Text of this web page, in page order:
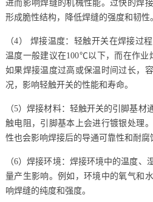
进而影响焊缝的机械性能。过快的焊
形成脆性结构，降低焊缝的强度和韧性
（4） 焊接温度：轻触开关在焊接过
温度一般建议在100℃以下，而在作业
如果焊接温度过高或保温时间过长，
况，影响轻触开关的性能和寿命。
（5）焊接材料：轻触开关的引脚基
触电阻，引脚基本上会进行镀银处理
性也会影响焊接后的导通可靠性和耐腐
（6）焊接环境：焊接环境中的温度
量产生影响。例如，环境中的氧气和
响焊缝的纯度和强度。